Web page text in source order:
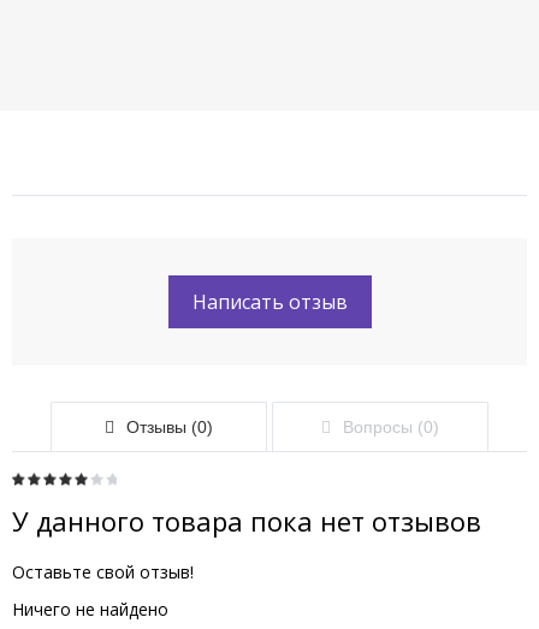
Написать отзыв
Отзывы (0) Вопросы (0)
У данного товара пока нет отзывов
Оставьте свой отзыв!
Ничего не найдено